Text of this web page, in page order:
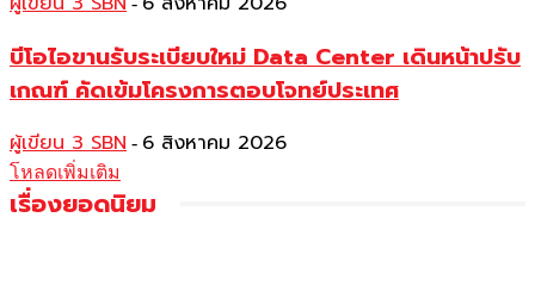
บีโอไอขานรับระเบียบใหม่ Data Center เดินหน้าปรับ
เกณฑ์ คัดเข้มโครงการตอบโจทย์ประเทศ
ผู้เขียน 3 SBN - 6 สิงหาคม 2026
โหลดเพิ่มเติม
เรื่องยอดนิยม